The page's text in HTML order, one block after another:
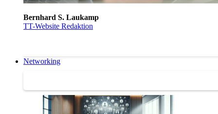
Bernhard S. Laukamp
TT-Website Redaktion
Networking